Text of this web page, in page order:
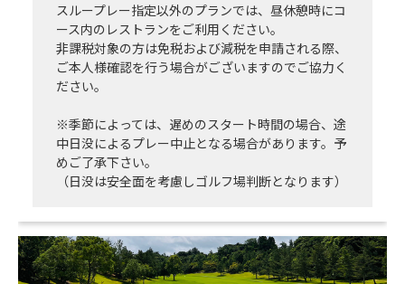
スループレー指定以外のプランでは、昼休憩時にコ
ース内のレストランをご利用ください。
非課税対象の方は免税および減税を申請される際、
ご本人様確認を行う場合がございますのでご協力く
ださい。
※季節によっては、遅めのスタート時間の場合、途
中日没によるプレー中止となる場合があります。予
めご了承下さい。
（日没は安全面を考慮しゴルフ場判断となります）